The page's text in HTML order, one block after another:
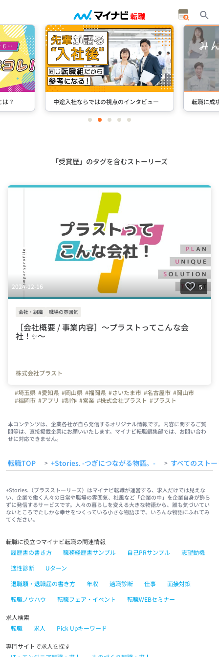
？ 中途入社ならではの視点のインタビュー 転職に成
itemitemitemitemitem
「受賞歴」のタグを含むストーリーズ
2024-12-16 5
会社・組織 職場の雰囲気
［会社概要 / 事業内容］～プラストってこんな会
社！✨～
株式会社プラスト
#埼玉県 #愛知県 #岡山県 #福岡県 #さいたま市 #名古屋市 #岡山市
#福岡市 #アプリ #制作 #営業 #株式会社プラスト #プラスト
#地域貢献活動 #支援 #会社の活動 #営業会社
#写真で伝える会社の雰囲気 #会社の推しポイント
本コンテンツは、企業各社が自ら発信するオリジナル情報です。内容に関するご質
問等は、直接掲載企業にお願いいたします。マイナビ転職編集部では、お問い合わ
せに対応できません。
転職TOP > +Stories. -つぎにつながる物語。- > すべてのスト
+Stories.（プラスストーリーズ）はマイナビ転職が運営する、求人だけでは見えな
い、企業で働く人々の日常や職場の雰囲気、社風など「企業の中」を企業自身が飾ら
ずに発信するサービスです。人々の暮らしを変える大きな物語から、誰も気づいてい
ないところでたしかな幸せをつくっている小さな物語まで、いろんな物語にふれてみ
てください。
転職に役立つマイナビ転職の関連情報
履歴書の書き方
職務経歴書サンプル 自己PRサンプル
志望動機
適性診断
Uターン
退職願・退職届の書き方
年収 適職診断 仕事
面接対策
転職ノウハウ
転職フェア・イベント 転職WEBセミナー
求人検索
転職
求人 Pick Upキーワード
専門サイトで求人を探す